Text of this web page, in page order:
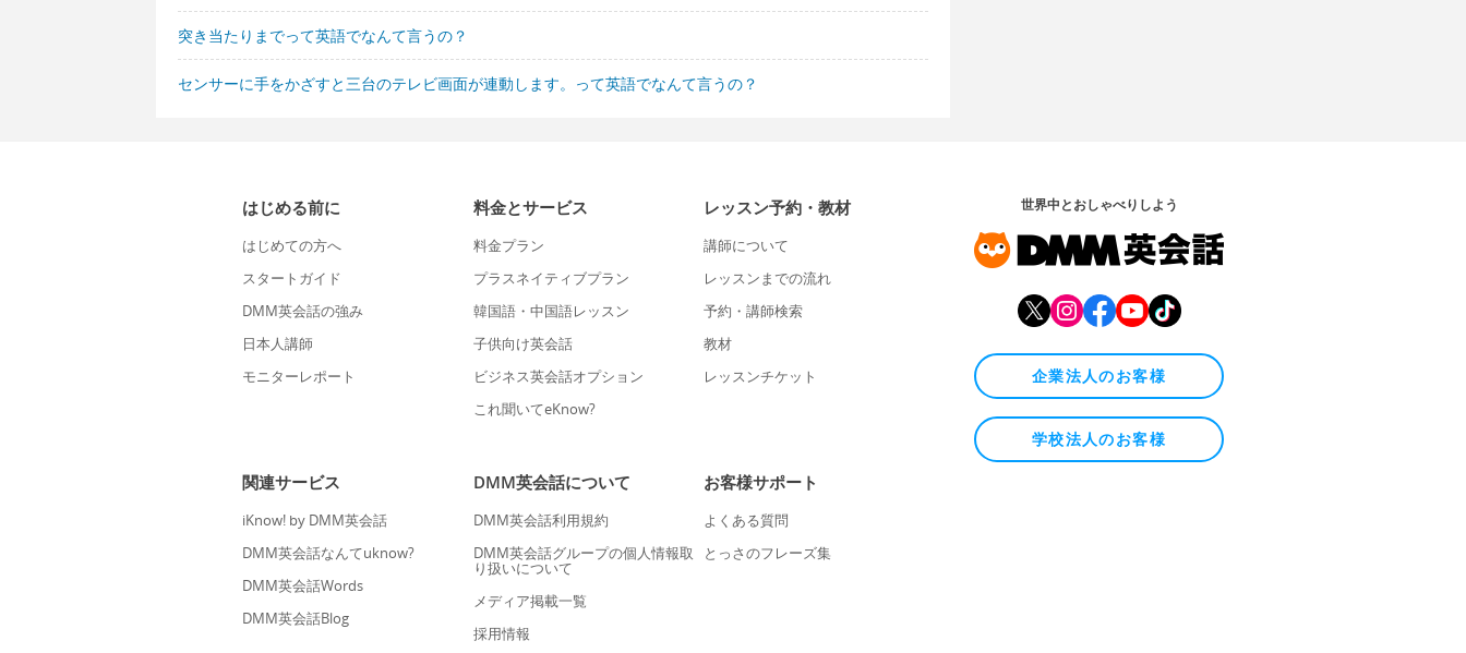
突き当たりまでって英語でなんて言うの？
センサーに手をかざすと三台のテレビ画面が連動します。って英語でなんて言うの？
はじめる前に
はじめての方へ
スタートガイド
DMM英会話の強み
日本人講師
モニターレポート
料金とサービス
料金プラン
プラスネイティブプラン
韓国語・中国語レッスン
子供向け英会話
ビジネス英会話オプション
これ聞いてeKnow?
レッスン予約・教材
講師について
レッスンまでの流れ
予約・講師検索
教材
レッスンチケット
関連サービス
iKnow! by DMM英会話
DMM英会話なんてuknow?
DMM英会話Words
DMM英会話Blog
DMM英会話について
DMM英会話利用規約
DMM英会話グループの個人情報取
り扱いについて
メディア掲載一覧
採用情報
お客様サポート
よくある質問
とっさのフレーズ集
世界中とおしゃべりしよう
企業法人のお客様
学校法人のお客様